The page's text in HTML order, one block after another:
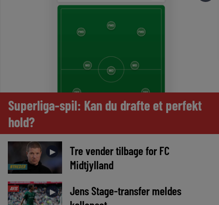
Superliga-spil: Kan du drafte et perfekt
hold?
NYHEDER
►
Tre vender tilbage for FC
Midtjylland
AVIS ►
Jens Stage-transfer meldes